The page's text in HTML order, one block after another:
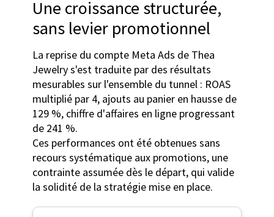
Une croissance structurée,
sans levier promotionnel
La reprise du compte Meta Ads de Thea
Jewelry s'est traduite par des résultats
mesurables sur l'ensemble du tunnel : ROAS
multiplié par 4, ajouts au panier en hausse de
129 %, chiffre d'affaires en ligne progressant
de 241 %.
Ces performances ont été obtenues sans
recours systématique aux promotions, une
contrainte assumée dès le départ, qui valide
la solidité de la stratégie mise en place.